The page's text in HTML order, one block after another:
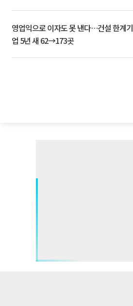
영업익으로 이자도 못 낸다…건설 한계기
업 5년 새 62→173곳